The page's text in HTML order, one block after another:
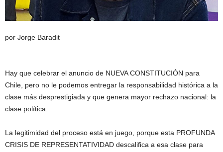
por Jorge Baradit
Hay que celebrar el anuncio de NUEVA CONSTITUCIÓN para
Chile, pero no le podemos entregar la responsabilidad histórica a la
clase más desprestigiada y que genera mayor rechazo nacional: la
clase política.
La legitimidad del proceso está en juego, porque esta PROFUNDA
CRISIS DE REPRESENTATIVIDAD descalifica a esa clase para